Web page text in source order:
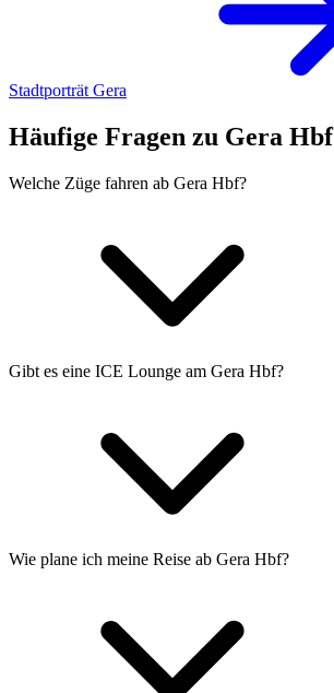
Stadtporträt Gera
Häufige Fragen zu Gera Hbf
Welche Züge fahren ab Gera Hbf?
Gibt es eine ICE Lounge am Gera Hbf?
Wie plane ich meine Reise ab Gera Hbf?